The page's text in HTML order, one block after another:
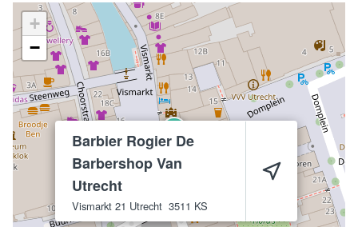
Barbier Rogier De
Barbershop Van
Utrecht
Vismarkt 21 Utrecht 3511 KS
+
−